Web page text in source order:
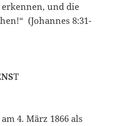
und die
(Johannes 8:31-
T
4. März 1866 als